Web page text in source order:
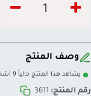
وصف المنتج
يشاهد هذا المنتج حالياً 9 أشخاص
رقم المنتج: 3611